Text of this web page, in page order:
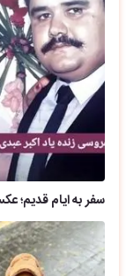
سفر به ایام قدیم؛